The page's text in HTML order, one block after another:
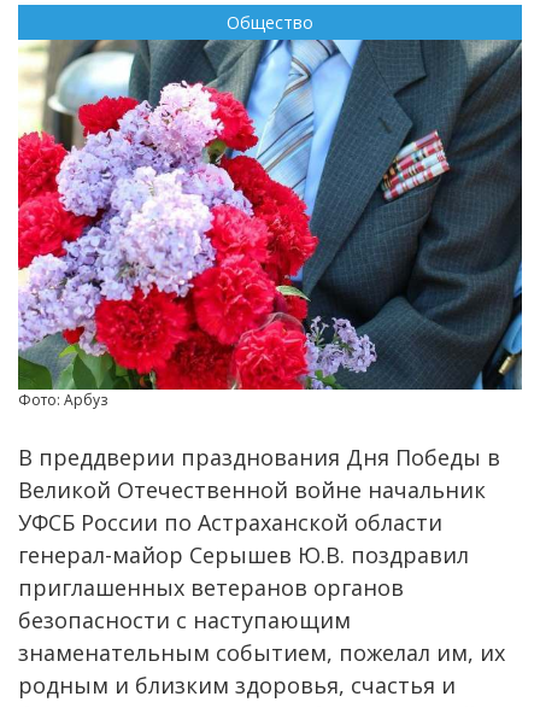
Общество
Фото: Арбуз
В преддверии празднования Дня Победы в
Великой Отечественной войне начальник
УФСБ России по Астраханской области
генерал-майор Серышев Ю.В. поздравил
приглашенных ветеранов органов
безопасности с наступающим
знаменательным событием, пожелал им, их
родным и близким здоровья, счастья и